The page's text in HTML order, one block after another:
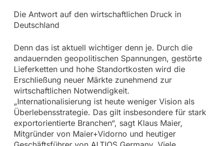
Die Antwort auf den wirtschaftlichen Druck in
Deutschland
Denn das ist aktuell wichtiger denn je. Durch die
andauernden geopolitischen Spannungen, gestörte
Lieferketten und hohe Standortkosten wird die
Erschließung neuer Märkte zunehmend zur
wirtschaftlichen Notwendigkeit.
„Internationalisierung ist heute weniger Vision als
Überlebensstrategie. Das gilt insbesondere für stark
exportorientierte Branchen“, sagt Klaus Maier,
Mitgründer von Maier+Vidorno und heutiger